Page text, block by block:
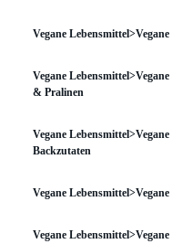
Vegane
Vegane
& Pralinen
Vegane
Backzutaten
Vegane
Vegane